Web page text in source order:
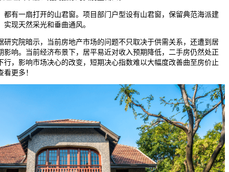
一扇打开的山君窗。项目部门户型设有山君窗，保留典范海派建
现天然采光和垂曲通风。
院暗示，当前房地产市场的问题不只取决于供需关系，还遭到居
影响。当前经济布景下，居平易近对收入预期降低，二手房仍然处正
行，影响市场决心的改变，短期决心指数难以大幅度改善曲至房价止
更多！